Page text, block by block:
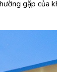
gặp của